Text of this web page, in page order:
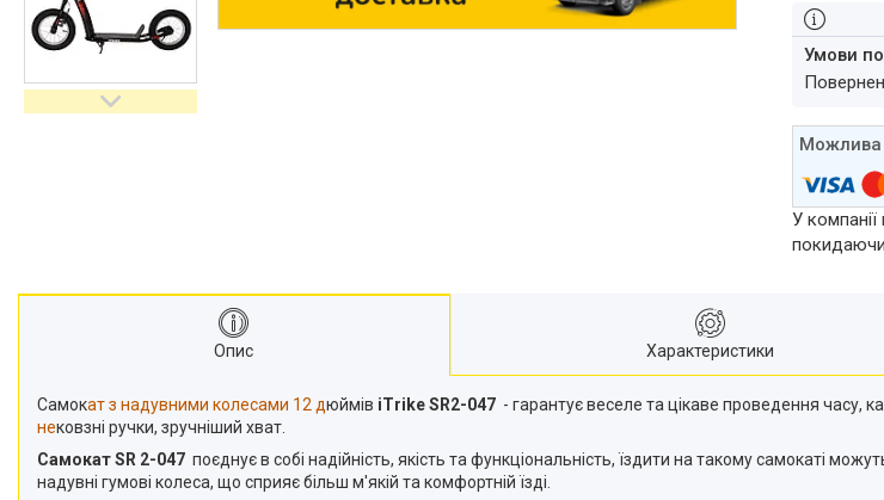
У
Опис Характеристики
Самокат з надувними колесами 12 дюймів iTrike SR2-047 - гарантує веселе та цікаве проведення часу,
нековзні ручки, зручніший хват.
Самокат SR 2-047 поєднує в собі надійність, якість та функціональність, їздити на такому самокаті
надувні гумові колеса, що сприяє більш м'якій та комфортній їзді.